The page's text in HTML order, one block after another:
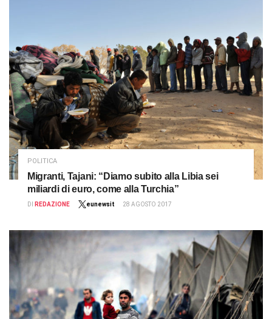
POLITICA
Migranti, Tajani: “Diamo subito alla Libia sei
miliardi di euro, come alla Turchia”
DI REDAZIONE eunewsit 28 AGOSTO 2017